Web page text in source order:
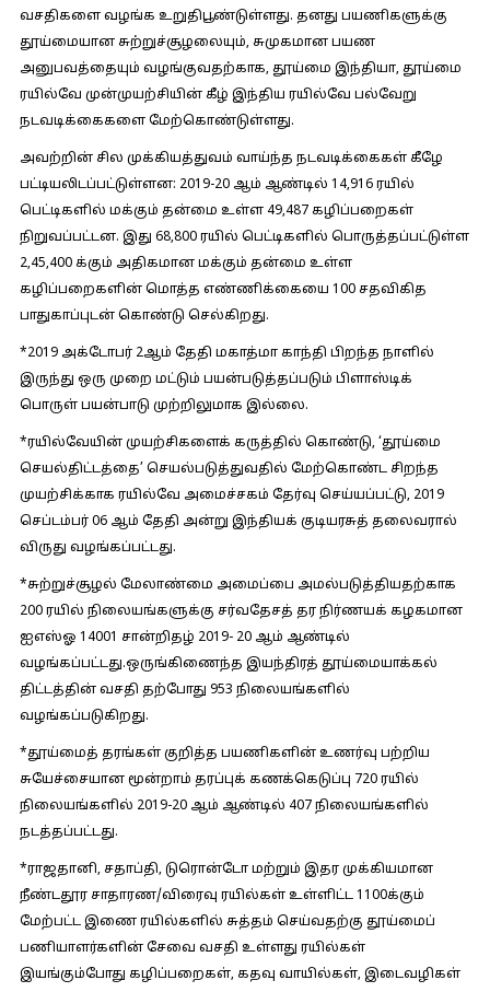
வசதிகளை வழங்க உறுதிபூண்டுள்ளது. தனது பயணிகளுக்கு
தூய்மையான சுற்றுச்சூழலையும், சுமுகமான பயண
அனுபவத்தையும் வழங்குவதற்காக, தூய்மை இந்தியா, தூய்மை
ரயில்வே முன்முயற்சியின் கீழ் இந்திய ரயில்வே பல்வேறு
நடவடிக்கைகளை மேற்கொண்டுள்ளது.
அவற்றின் சில முக்கியத்துவம் வாய்ந்த நடவடிக்கைகள் கீழே
பட்டியலிடப்பட்டுள்ளன: 2019-20 ஆம் ஆண்டில் 14,916 ரயில்
பெட்டிகளில் மக்கும் தன்மை உள்ள 49,487 கழிப்பறைகள்
நிறுவப்பட்டன. இது 68,800 ரயில் பெட்டிகளில் பொருத்தப்பட்டுள்ள
2,45,400 க்கும் அதிகமான மக்கும் தன்மை உள்ள
கழிப்பறைகளின் மொத்த எண்ணிக்கையை 100 சதவிகித
பாதுகாப்புடன் கொண்டு செல்கிறது.
*2019 அக்டோபர் 2ஆம் தேதி மகாத்மா காந்தி பிறந்த நாளில்
இருந்து ஒரு முறை மட்டும் பயன்படுத்தப்படும் பிளாஸ்டிக்
பொருள் பயன்பாடு முற்றிலுமாக இல்லை.
*ரயில்வேயின் முயற்சிகளைக் கருத்தில் கொண்டு, ‘தூய்மை
செயல்திட்டத்தை’ செயல்படுத்துவதில் மேற்கொண்ட சிறந்த
முயற்சிக்காக ரயில்வே அமைச்சகம் தேர்வு செய்யப்பட்டு, 2019
செப்டம்பர் 06 ஆம் தேதி அன்று இந்தியக் குடியரசுத் தலைவரால்
விருது வழங்கப்பட்டது.
*சுற்றுச்சூழல் மேலாண்மை அமைப்பை அமல்படுத்தியதற்காக
200 ரயில் நிலையங்களுக்கு சர்வதேசத் தர நிர்ணயக் கழகமான
ஐஎஸ்ஓ 14001 சான்றிதழ் 2019- 20 ஆம் ஆண்டில்
வழங்கப்பட்டது.ஒருங்கிணைந்த இயந்திரத் தூய்மையாக்கல்
திட்டத்தின் வசதி தற்போது 953 நிலையங்களில்
வழங்கப்படுகிறது.
*தூய்மைத் தரங்கள் குறித்த பயணிகளின் உணர்வு பற்றிய
சுயேச்சையான மூன்றாம் தரப்புக் கணக்கெடுப்பு 720 ரயில்
நிலையங்களில் 2019-20 ஆம் ஆண்டில் 407 நிலையங்களில்
நடத்தப்பட்டது.
*ராஜதானி, சதாப்தி, டுரொன்டோ மற்றும் இதர முக்கியமான
நீண்டதூர சாதாரண/விரைவு ரயில்கள் உள்ளிட்ட 1100க்கும்
மேற்பட்ட இணை ரயில்களில் சுத்தம் செய்வதற்கு தூய்மைப்
பணியாளர்களின் சேவை வசதி உள்ளது ரயில்கள்
இயங்கும்போது கழிப்பறைகள், கதவு வாயில்கள், இடைவழிகள்